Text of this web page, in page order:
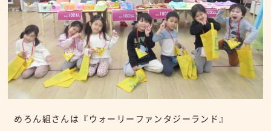
めろん組さんは『ウォーリーファンタジーランド』